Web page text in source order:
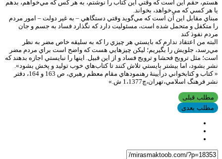
هستم، حقم اين است كه وقتي اين كتاب را نوشتم، به هر كس كه مي‌خواهم، بدهم
يا هر كسي كه مي‌خواهد، بخواند.
مبناي مقابل اين آن است كه مي‌گويد وقتي دستگاهي – به غير دولت – امور مردم
را متكفل و متحمل شده است، مسئوليت دارد كه نگذارد فساد به جسم و جان
مردم نفوذ كند
البته من اعتقاد ندارم كه بايستي هر چيزي را كه به سليقه خاص مضر به نظر
مي‌رسد، جلويش را بگيريم؛ ليكن چيزهايي هست كه واضح است براي مردم مضر
است؛ مثل ترويج فحشا و ترويج فساد و از اين قبيل. اينها را نبايستي اجازه بدهند كه
نشر بشود، اما بيشتر بايستي تلاش كنند تا كتاب‌هاي خوب توليد و پخش بشود».
« كتاب و كتابخواني درآيينۀ رهنمودهاي مقام معظم رهبري، ص 163 و 164، دفتر
نشر فرهنگ اسلامي،تهران،چ1،1377 ش.»
مطلب قبلی
مطلب بعدی